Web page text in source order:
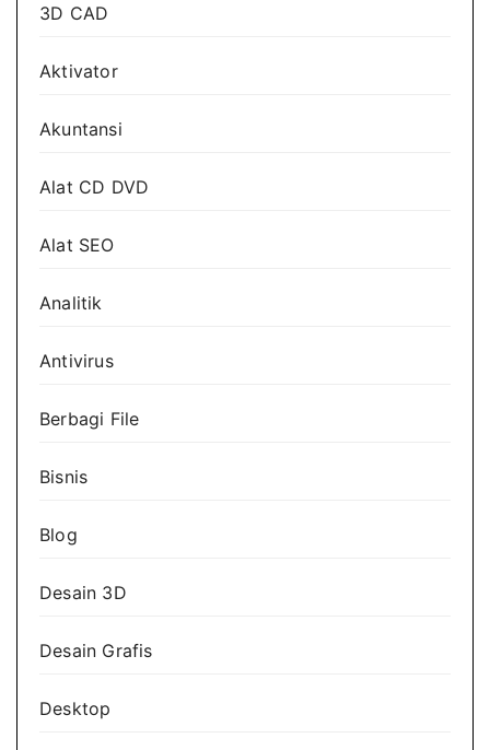
3D CAD
Aktivator
Akuntansi
Alat CD DVD
Alat SEO
Analitik
Antivirus
Berbagi File
Bisnis
Blog
Desain 3D
Desain Grafis
Desktop